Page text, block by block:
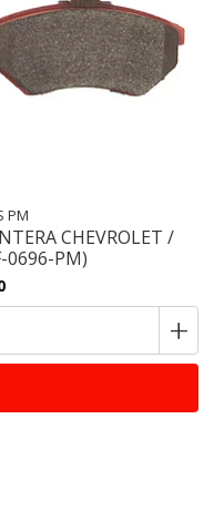
PM
CHEVROLET /
0696-PM)
+